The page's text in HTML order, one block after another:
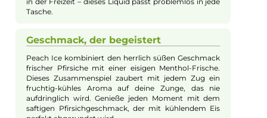
Das Pod Salt Core Peach Ice Liquid verwöhnt mit dem
eisgekühlten Menthol-Finish. Jeder Zug an deiner E-Zigarette
entfaltet eine sommerliche Geschmacksexplosion, die deine
Sinne mit exotischen Fruchtaromen und angenehmer Kühle
begeistert. Durch das enthaltene Nikotinsalz ist das Liquid
gleichzeitig intensiv und angenehm mild im Geschmack,
das Nikotin schneller und effektiver aufgenommen wird,
Hals zu kratzen. Ein ideales Liquid für alle, die einen extra
erfrischenden Kick bei maximalem Geschmack wünschen.